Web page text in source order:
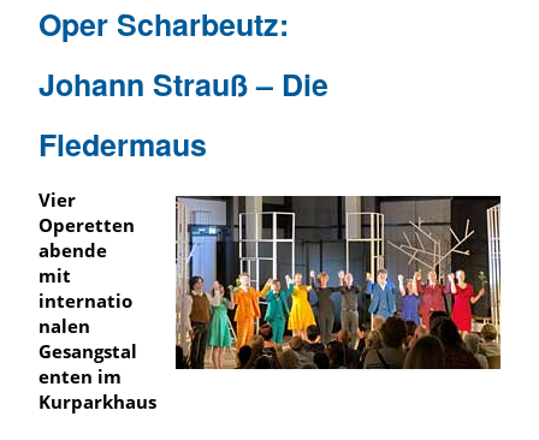
Oper Scharbeutz:
Johann Strauß – Die
Fledermaus
Vier
Operetten
abende
mit
internatio
nalen
Gesangstal
enten im
Kurparkhaus